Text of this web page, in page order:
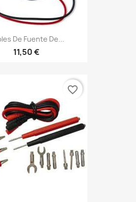
De Fuente De...
11,50 €
favorite_border